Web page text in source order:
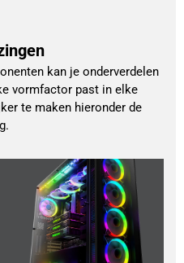
kan je onderverdelen
vormfactor past in elke
te maken hieronder de